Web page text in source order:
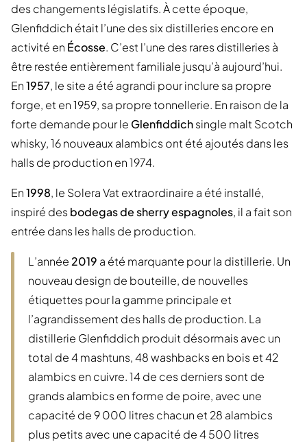
des changements législatifs. À cette époque,
Glenfiddich était l’une des six distilleries encore en
activité en Écosse. C’est l’une des rares distilleries à
être restée entièrement familiale jusqu’à aujourd’hui.
En1957, le site a été agrandi pour inclure sa propre
forge, et en 1959, sa propre tonnellerie. En raison de la
forte demande pour le Glenfiddichsingle malt Scotch
whisky, 16 nouveaux alambics ont été ajoutés dans les
halls de production en 1974.
En1998, le Solera Vat extraordinaire a été installé,
inspiré desbodegas de sherry espagnoles, il a fait son
entrée dans les halls de production.
L’année 2019 a été marquante pour la distillerie. Un
nouveau design de bouteille, de nouvelles
étiquettes pour la gamme principale et
l’agrandissement des halls de production. La
distillerie Glenfiddich produit désormais avec un
total de 4 mashtuns, 48 washbacks en bois et 42
alambics en cuivre. 14 de ces derniers sont de
grands alambics en forme de poire, avec une
capacité de 9 000 litres chacun et 28 alambics
plus petits avec une capacité de 4 500 litres